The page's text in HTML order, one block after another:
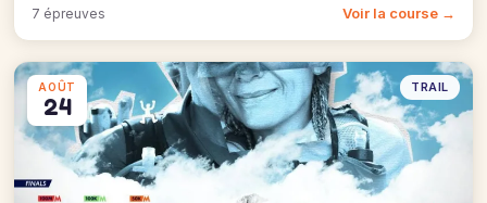
7 épreuves Voir la course →
AOÛT
24
TRAIL